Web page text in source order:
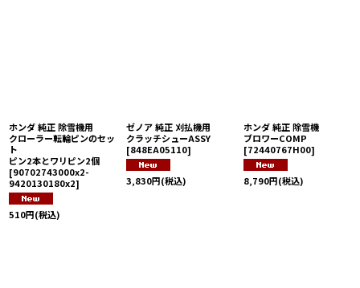
ホンダ 純正 除雪機用
クローラー転輪ピンのセッ
ト
ピン2本とワリピン2個
[90702743000x2-
9420130180x2]
510円(税込)
ゼノア 純正 刈払機用
クラッチシューASSY
[848EA05110]
3,830円(税込)
ホンダ 純正 除雪機
ブロワーCOMP
[72440767H00]
8,790円(税込)